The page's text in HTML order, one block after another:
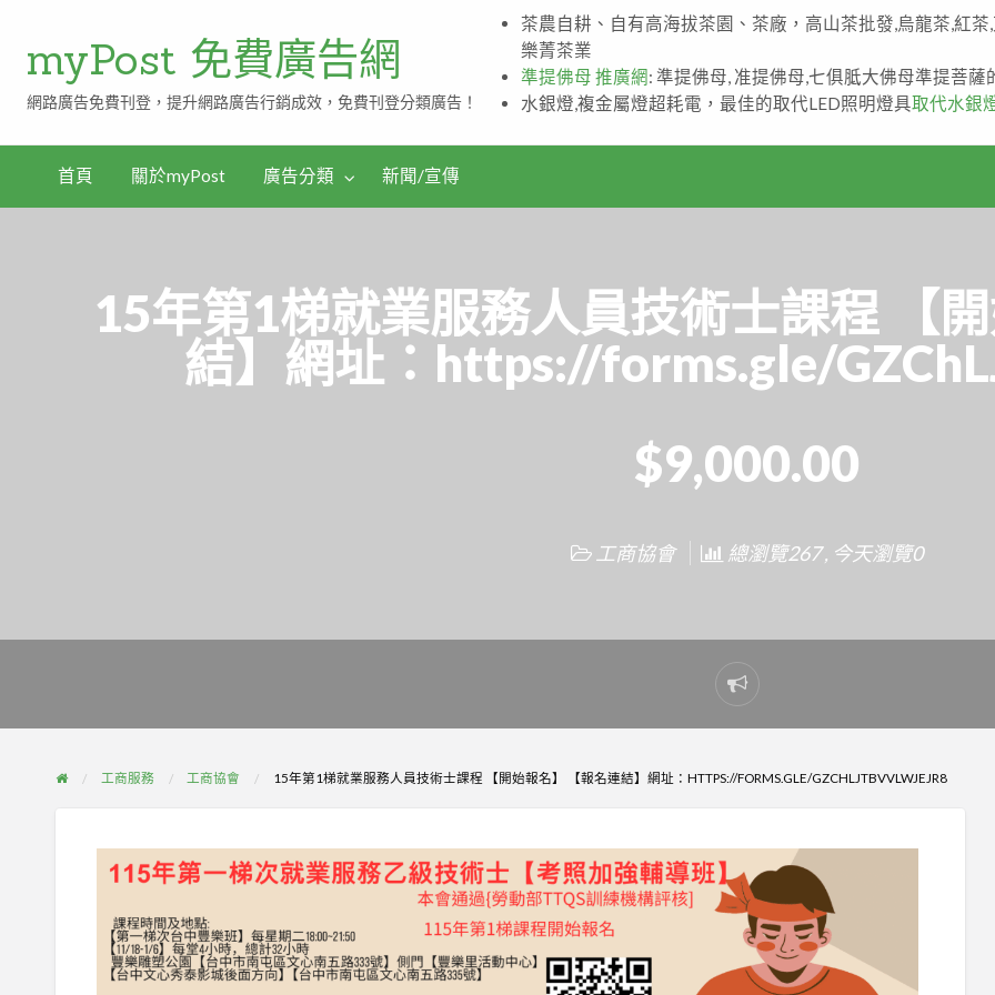
myPost 免費廣告網
網路廣告免費刊登，提升網路廣告行銷成效，免費刊登分類廣告！
茶農自耕、自有高海拔茶園、茶廠，高山茶批發,烏龍茶,紅茶
樂菁茶業
準提佛母 推廣網: 準提佛母, 准提佛母,七俱胝大佛母準提菩薩
水銀燈,複金屬燈超耗電，最佳的取代LED照明燈具取代水銀
首頁 關於myPost 廣告分類 新聞/宣傳
15年第1梯就業服務人員技術士課程 【
結】網址：https://forms.gle/
$9,000.00
工商協會 總瀏覽267 , 今天瀏覽0
Report
problem
工商服務 工商協會 15年第1梯就業服務人員技術士課程 【開始報名】 【報名連結】網址：HTTPS://FORMS.GLE/GZCHLJTBVVLWJEJR8